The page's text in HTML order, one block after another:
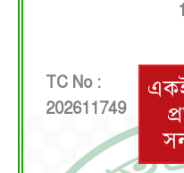
TC No :
202611749